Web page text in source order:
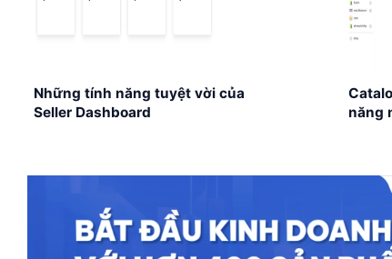
Những tính năng tuyệt vời của
Seller Dashboard
năng